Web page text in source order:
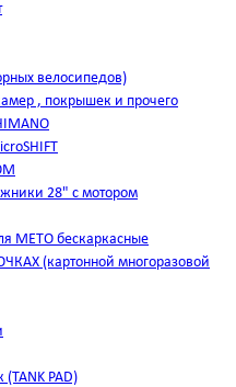
велосипедов)
, покрышек и прочего
28" с мотором
METO бескаркасные
(картонной многоразовой
PAD)